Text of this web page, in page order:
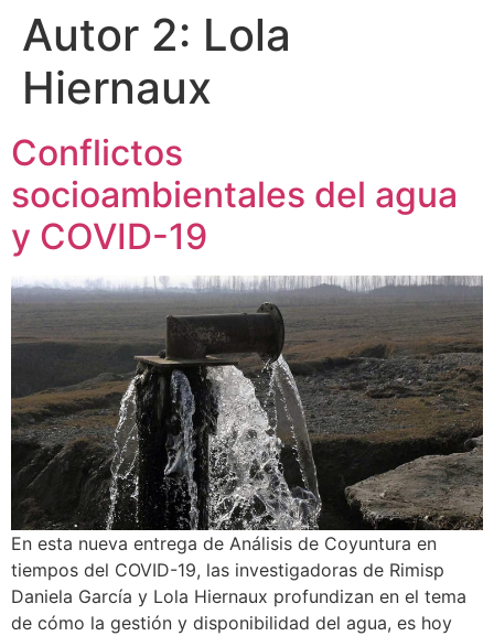
Autor 2: Lola
Hiernaux
Conflictos
socioambientales del agua
y COVID-19
En esta nueva entrega de Análisis de Coyuntura en
tiempos del COVID-19, las investigadoras de Rimisp
Daniela García y Lola Hiernaux profundizan en el tema
de cómo la gestión y disponibilidad del agua, es hoy